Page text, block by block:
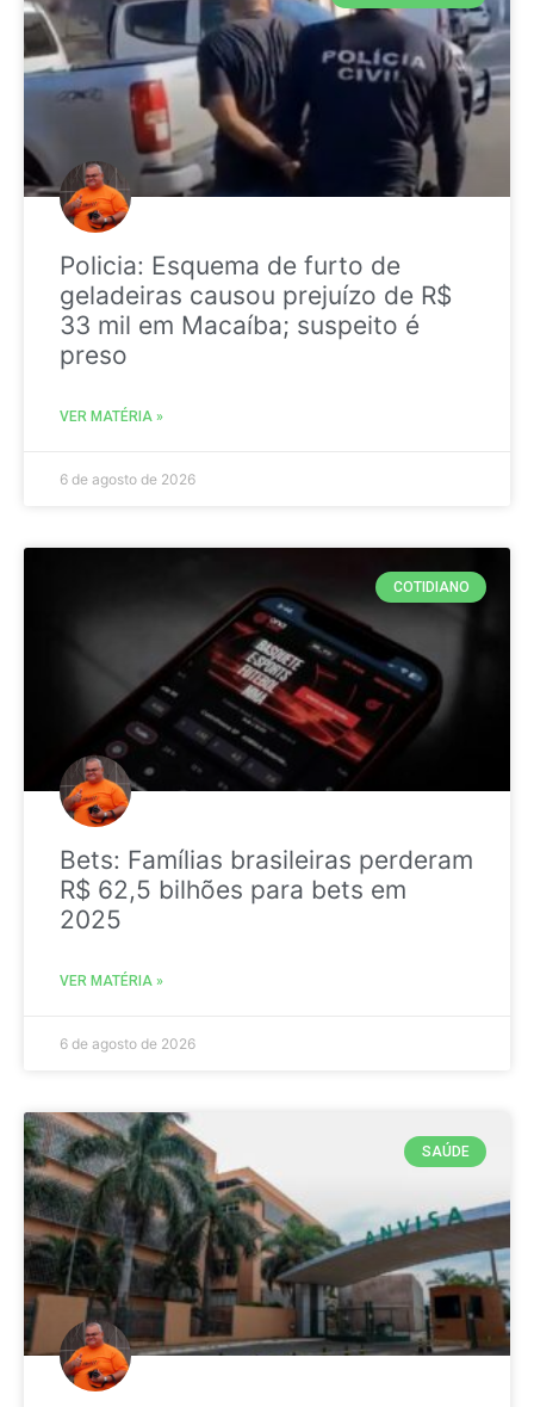
Policia: Esquema de furto de
geladeiras causou prejuízo de R$
33 mil em Macaíba; suspeito é
preso
VER MATÉRIA »
6 de agosto de 2026
COTIDIANO
Bets: Famílias brasileiras perderam
R$ 62,5 bilhões para bets em
2025
VER MATÉRIA »
6 de agosto de 2026
SAÚDE